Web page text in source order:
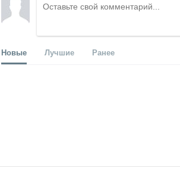
Новые Лучшие Ранее